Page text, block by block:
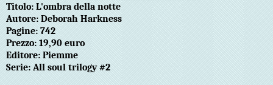
Titolo: L'ombra della notte
Autore: Deborah Harkness
Pagine: 742
Prezzo: 19,90 euro
Editore: Piemme
Serie: All soul trilogy #2